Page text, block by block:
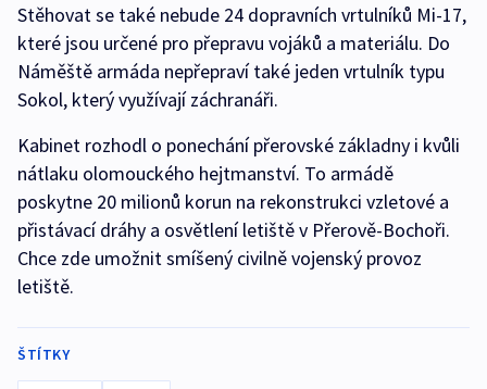
Stěhovat se také nebude 24 dopravních vrtulníků Mi-17,
které jsou určené pro přepravu vojáků a materiálu. Do
Náměště armáda nepřepraví také jeden vrtulník typu
Sokol, který využívají záchranáři.
Kabinet rozhodl o ponechání přerovské základny i kvůli
nátlaku olomouckého hejtmanství. To armádě
poskytne 20 milionů korun na rekonstrukci vzletové a
přistávací dráhy a osvětlení letiště v Přerově-Bochoři.
Chce zde umožnit smíšený civilně vojenský provoz
letiště.
ŠTÍTKY